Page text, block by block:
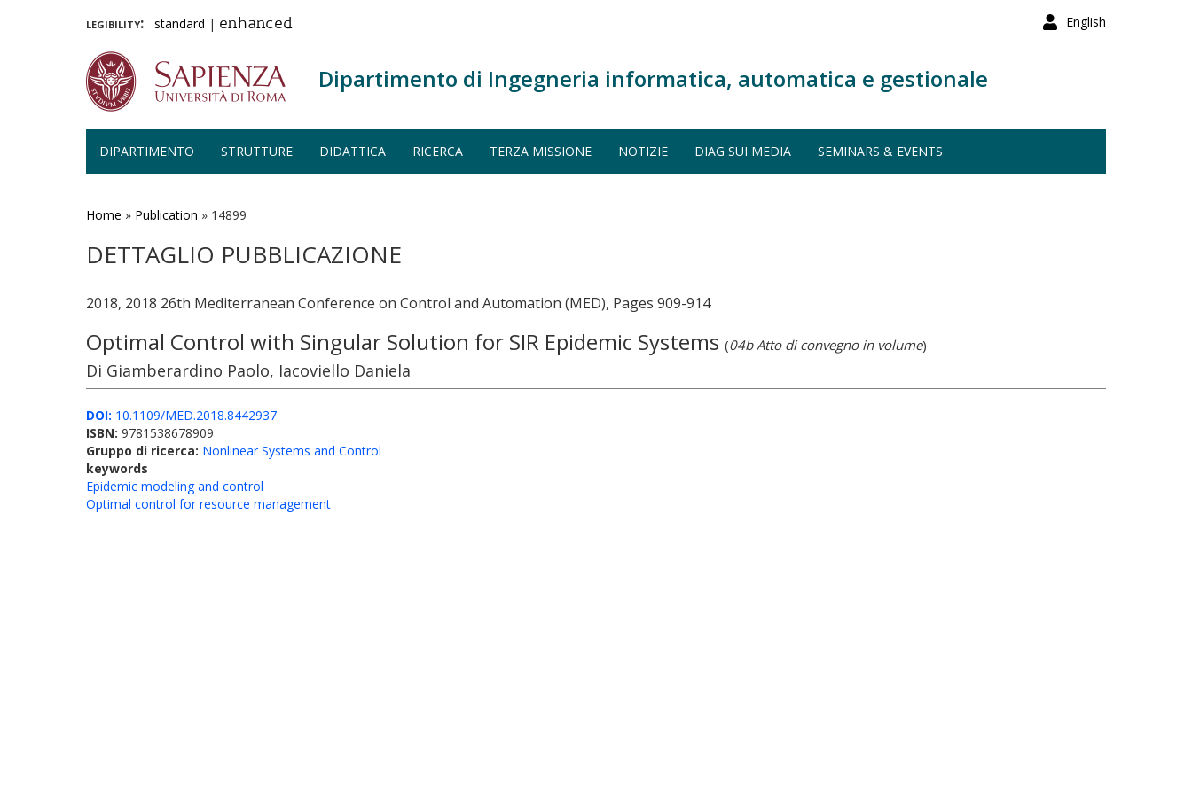
English
legibility: standard | enhanced
Dipartimento di Ingegneria informatica, automatica e gestionale
DIPARTIMENTO STRUTTURE DIDATTICA RICERCA TERZA MISSIONE NOTIZIE DIAG SUI MEDIA SEMINARS & EVENTS
Home » Publication » 14899
DETTAGLIO PUBBLICAZIONE
2018, 2018 26th Mediterranean Conference on Control and Automation (MED), Pages 909-914
Optimal Control with Singular Solution for SIR Epidemic Systems (04b Atto di convegno in volume)
Di Giamberardino Paolo, Iacoviello Daniela
DOI: 10.1109/MED.2018.8442937
ISBN: 9781538678909
Gruppo di ricerca: Nonlinear Systems and Control
keywords
Epidemic modeling and control
Optimal control for resource management